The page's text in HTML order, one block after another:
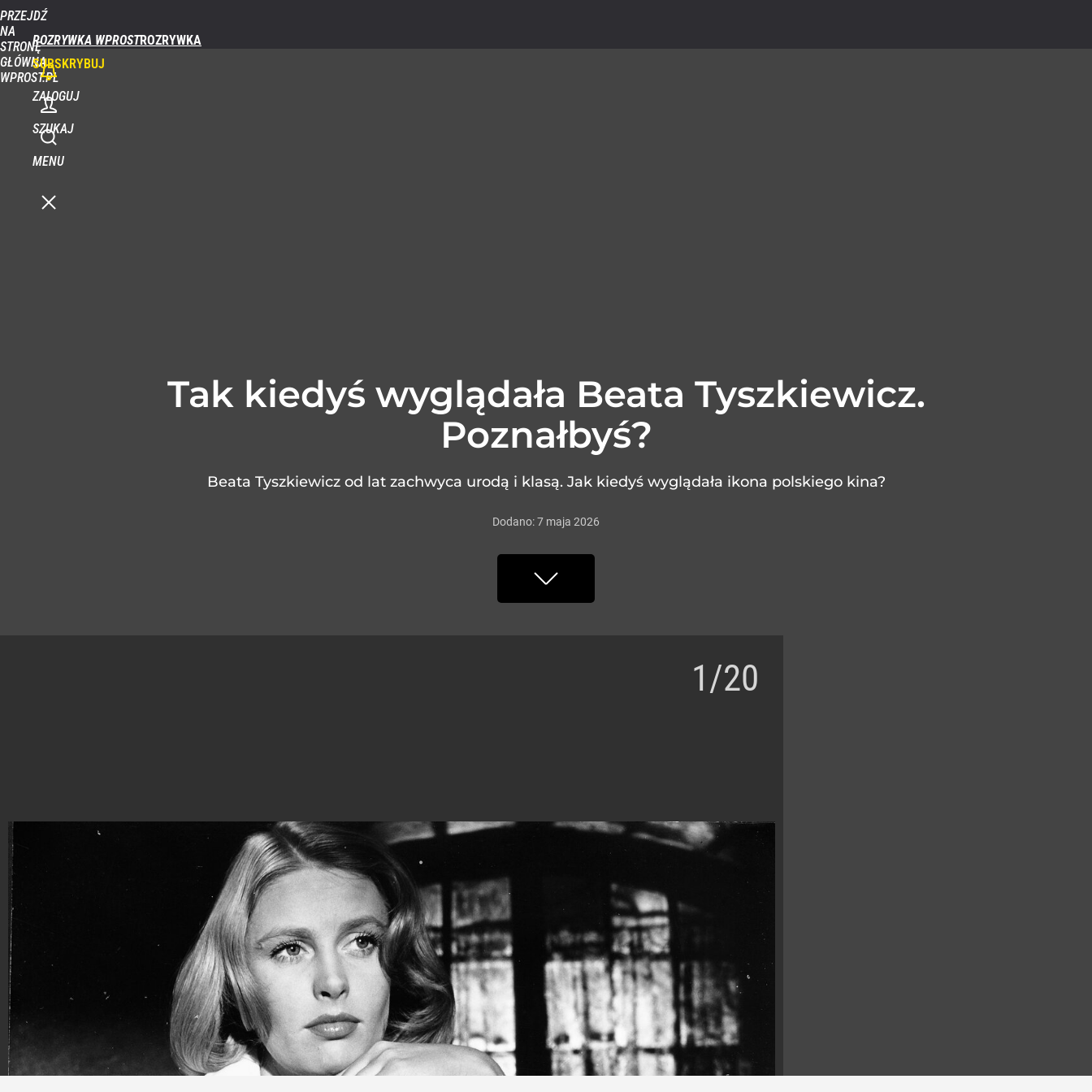
PRZEJDŹ
NA
STRONĘ
GŁÓWNĄ
WPROST.PL
ROZRYWKA WPROST
SUBSKRYBUJ
ZALOGUJ
SZUKAJ
MENU
Tak kiedyś wyglądała Beata Tyszkiewicz.
Poznałbyś?
Beata Tyszkiewicz od lat zachwyca urodą i klasą. Jak kiedyś wyglądała ikona polskiego kina?
Dodano:7 maja 2026